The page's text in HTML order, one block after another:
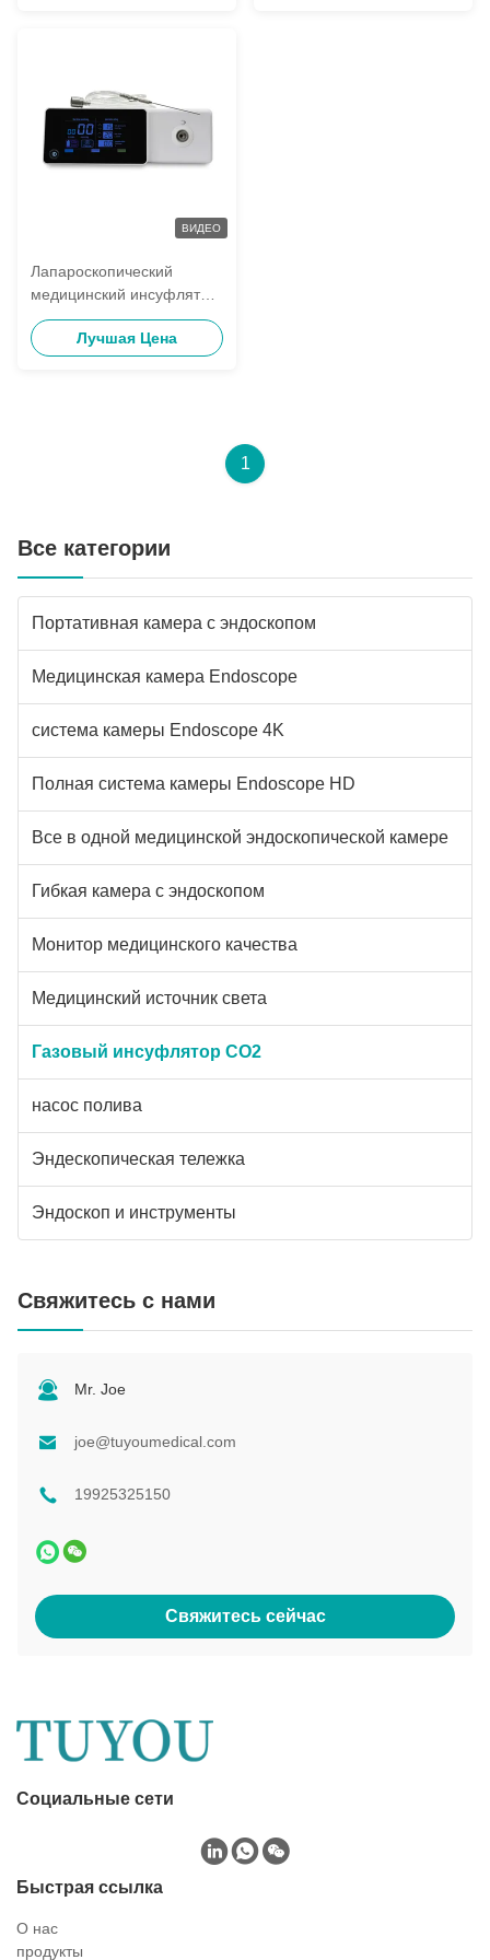
ВИДЕО
Лапароскопический
медицинский инсуфлятор
для CO2 в
эндоскопической хирургии
Лучшая Цена
1
Все категории
Портативная камера с эндоскопом
Медицинская камера Endoscope
система камеры Endoscope 4K
Полная система камеры Endoscope HD
Все в одной медицинской эндоскопической камере
Гибкая камера с эндоскопом
Монитор медицинского качества
Медицинский источник света
Газовый инсуфлятор СО2
насос полива
Эндескопическая тележка
Эндоскоп и инструменты
Свяжитесь с нами
Mr. Joe
joe@tuyoumedical.com
19925325150
Свяжитесь сейчас
Социальные сети
Быстрая ссылка
О нас
продукты